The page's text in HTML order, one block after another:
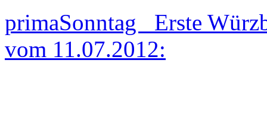
primaSonntag Erste
vom 11.07.2012: